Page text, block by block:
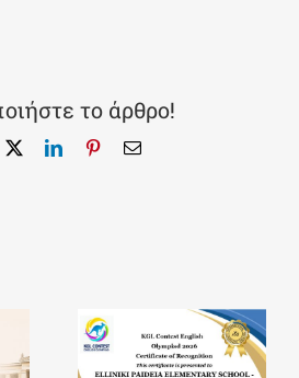
το άρθρο!
LinkedInPinterestEmail